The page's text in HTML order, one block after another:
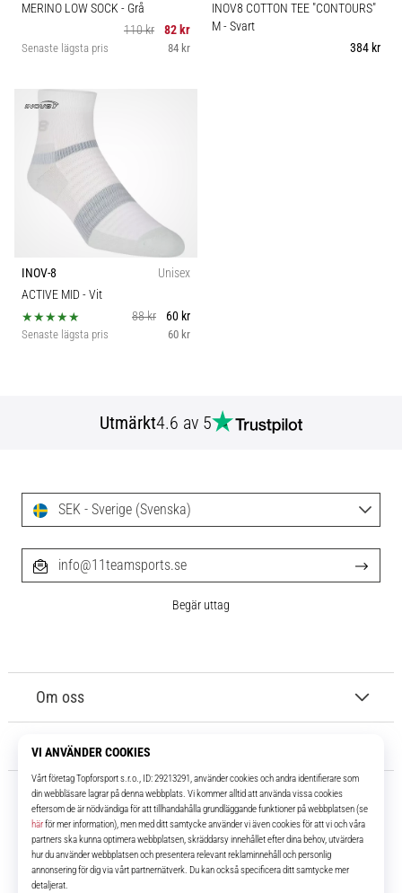
MERINO LOW SOCK- Grå
110 kr
82 kr
Senaste lägsta pris 84 kr
INOV8 COTTON TEE "CONTOURS"
M- Svart
384 kr
INOV-8
Unisex
ACTIVE MID - Vit
88 kr
60 kr
Senaste lägsta pris 60 kr
Utmärkt4.6 av 5
11teamsports.se
I över 16 år har vi varit dina lagkamrater, vilket ger dig de bästa och
senaste fotbollsprodukterna.
Om oss
Kundtjänst
SEK - Sverige (Svenska)
info@11teamsports.se
Begär uttag